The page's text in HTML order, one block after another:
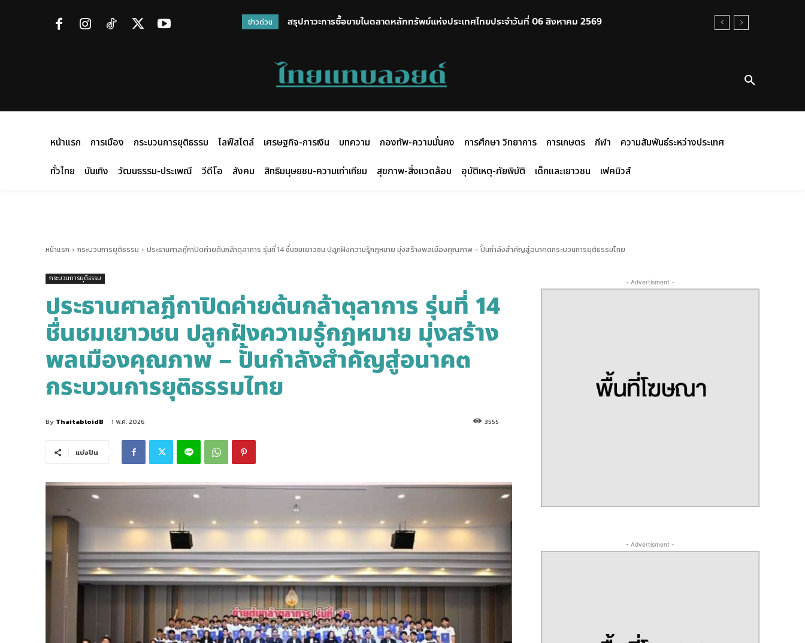
ข่าวด่วน สรุปภาวะการซื้อขายในตลาดหลักทรัพย์แห่งประเทศไทยประจำวันที่ 06 สิงหาคม 2569
มหาดไทยแจงไทม์ไลน์ปม P-MOVE ปะทะ อส. จับมือเคลียร์ใจ ก่อนส่งกลับจุดชุมนุม
หน้าแรก การเมือง กระบวนการยุติธรรม ไลฟ์สไตล์ เศรษฐกิจ-การเงิน บทความ กองทัพ-ความมั่นคง การศึกษา วิทยาการ การเกษตร กีฬา
ความสัมพันธ์ระหว่างประเทศ
ทั่วไทย
บันเทิง วัฒนธรรม-ประเพณี วีดีโอ สังคม สิทธิมนุษยชน-ความเท่าเทียม สุขภาพ-สิ่งแวดล้อม อุบัติเหตุ-ภัยพิบัติ เด็กและเยาวชน เฟคนิวส์
หน้าแรก กระบวนการยุติธรรม ประธานศาลฎีกาปิดค่ายต้นกล้าตุลาการ รุ่นที่ 14 ชื่นชมเยาวชน ปลูกฝังความรู้กฎหมาย มุ่งสร้างพลเมืองคุณภาพ - ปั้นกำลังสำคัญสู่อนาคตกระบวนการยุติธรรมไทย
กระบวนการยุติธรรม
ประธานศาลฎีกาปิดค่ายต้นกล้าตุลาการ รุ่นที่ 14
ชื่นชมเยาวชน ปลูกฝังความรู้กฎหมาย มุ่งสร้าง
พลเมืองคุณภาพ – ปั้นกำลังสำคัญสู่อนาคต
กระบวนการยุติธรรมไทย
By ThaitabloidB 1 พ.ค. 2026 3555
แบ่งปัน
- Advertisment -
- Advertisment -